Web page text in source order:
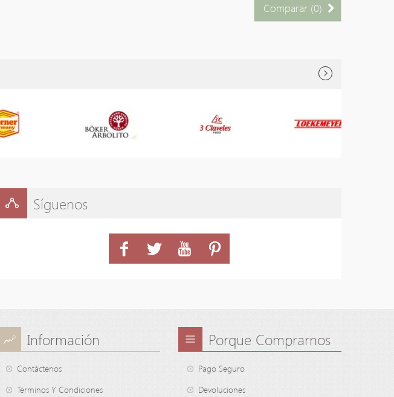
Comparar (0)
Síguenos
Información
Contáctenos
Términos Y Condiciones
Porque Comprarnos
Pago Seguro
Devoluciones